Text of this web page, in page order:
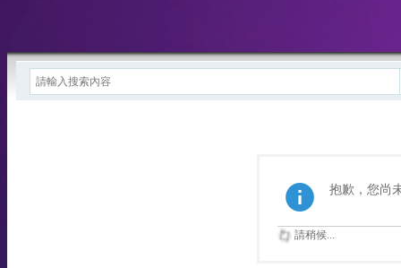
抱歉，您尚
請稍候...